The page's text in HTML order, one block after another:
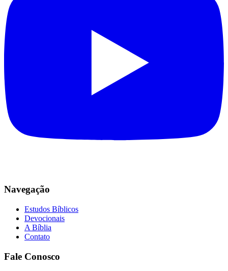
Navegação
Estudos Bíblicos
Devocionais
A Bíblia
Contato
Fale Conosco